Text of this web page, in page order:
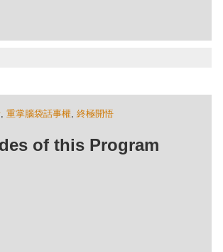
, 重掌腦袋話事權, 終極開悟
of this Program